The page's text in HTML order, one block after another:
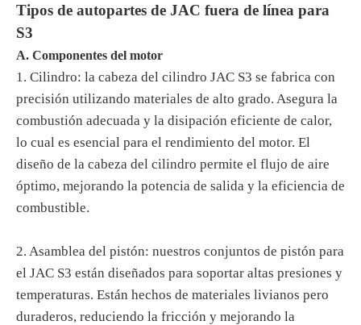
Tipos de autopartes de JAC fuera de línea para
S3
A. Componentes del motor
1. Cilindro: la cabeza del cilindro JAC S3 se fabrica con
precisión utilizando materiales de alto grado. Asegura la
combustión adecuada y la disipación eficiente de calor,
lo cual es esencial para el rendimiento del motor. El
diseño de la cabeza del cilindro permite el flujo de aire
óptimo, mejorando la potencia de salida y la eficiencia de
combustible.
2. Asamblea del pistón: nuestros conjuntos de pistón para
el JAC S3 están diseñados para soportar altas presiones y
temperaturas. Están hechos de materiales livianos pero
duraderos, reduciendo la fricción y mejorando la